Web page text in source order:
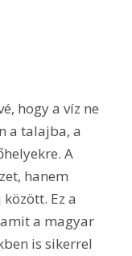
hogy a víz ne
a talajba, a
A
hanem
Ez a
a magyar
is sikerrel